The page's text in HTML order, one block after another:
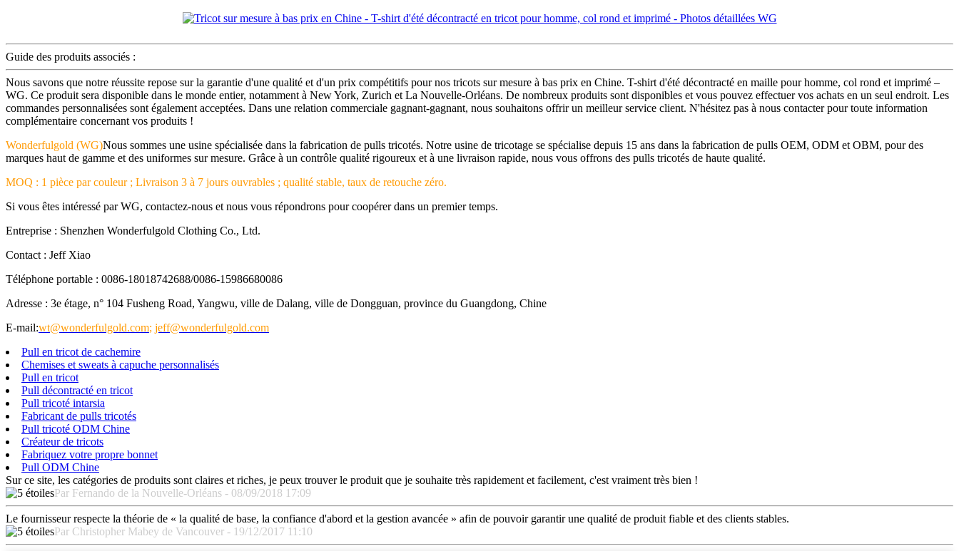
Guide des produits associés :
Nous savons que notre réussite repose sur la garantie d'une qualité et d'un prix compétitifs pour nos tricots sur mesure à bas prix en Chine. T-shirt d'été décontracté en maille pour homme, col rond et imprimé –
WG. Ce produit sera disponible dans le monde entier, notamment à New York, Zurich et La Nouvelle-Orléans. De nombreux produits sont disponibles et vous pouvez effectuer vos achats en un seul endroit. Les
commandes personnalisées sont également acceptées. Dans une relation commerciale gagnant-gagnant, nous souhaitons offrir un meilleur service client. N'hésitez pas à nous contacter pour toute information
complémentaire concernant vos produits !
Wonderfulgold (WG)Nous sommes une usine spécialisée dans la fabrication de pulls tricotés. Notre usine de tricotage se spécialise depuis 15 ans dans la fabrication de pulls OEM, ODM et OBM, pour des
marques haut de gamme et des uniformes sur mesure. Grâce à un contrôle qualité rigoureux et à une livraison rapide, nous vous offrons des pulls tricotés de haute qualité.
MOQ : 1 pièce par couleur ; Livraison 3 à 7 jours ouvrables ; qualité stable, taux de retouche zéro.
Si vous êtes intéressé par WG, contactez-nous et nous vous répondrons pour coopérer dans un premier temps.
Entreprise : Shenzhen Wonderfulgold Clothing Co., Ltd.
Contact : Jeff Xiao
Téléphone portable : 0086-18018742688/0086-15986680086
Adresse : 3e étage, n° 104 Fusheng Road, Yangwu, ville de Dalang, ville de Dongguan, province du Guangdong, Chine
E-mail:wt@wonderfulgold.com; jeff@wonderfulgold.com
Pull en tricot de cachemire
Chemises et sweats à capuche personnalisés
Pull en tricot
Pull décontracté en tricot
Pull tricoté intarsia
Fabricant de pulls tricotés
Pull tricoté ODM Chine
Créateur de tricots
Fabriquez votre propre bonnet
Pull ODM Chine
Sur ce site, les catégories de produits sont claires et riches, je peux trouver le produit que je souhaite très rapidement et facilement, c'est vraiment très bien !
Par Fernando de la Nouvelle-Orléans - 08/09/2018 17:09
Le fournisseur respecte la théorie de « la qualité de base, la confiance d'abord et la gestion avancée » afin de pouvoir garantir une qualité de produit fiable et des clients stables.
Par Christopher Mabey de Vancouver - 19/12/2017 11:10